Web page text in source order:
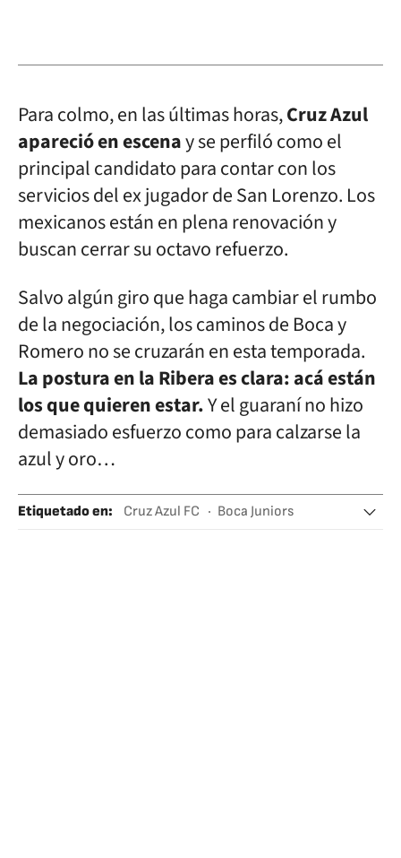
Para colmo, en las últimas horas,Cruz Azul
apareció en escenay se perfiló como el
principal candidato para contar con los
servicios del ex jugador de San Lorenzo. Los
mexicanos están en plena renovación y
buscan cerrar su octavo refuerzo.
Salvo algún giro que haga cambiar el rumbo
de la negociación, los caminos de Boca y
Romero no se cruzarán en esta temporada.
La postura en la Ribera es clara: acá están
los que quieren estar.Y el guaraní no hizo
demasiado esfuerzo como para calzarse la
azul y oro…
Etiquetado en: Cruz Azul FC
Boca Juniors